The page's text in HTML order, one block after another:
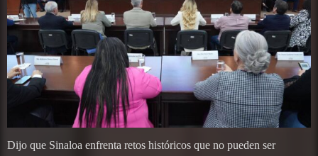
Dijo que Sinaloa enfrenta retos históricos que no pueden ser